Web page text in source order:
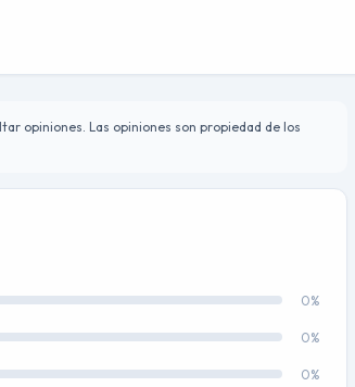
opiniones. Las opiniones son propiedad de los
0%
0%
0%